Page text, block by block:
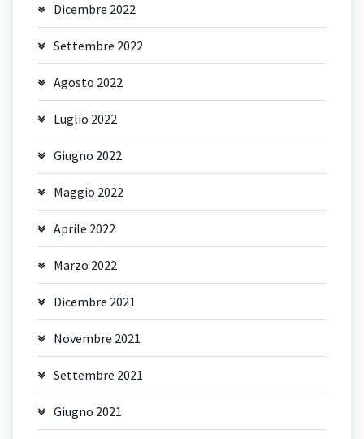
Dicembre 2022
Settembre 2022
Agosto 2022
Luglio 2022
Giugno 2022
Maggio 2022
Aprile 2022
Marzo 2022
Dicembre 2021
Novembre 2021
Settembre 2021
Giugno 2021